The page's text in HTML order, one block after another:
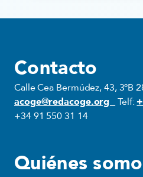
Contacto
Calle Cea Bermúdez, 43, 3ºB
acoge@redacoge.org
Telf:
+34 91 550 31 14
Quiénes